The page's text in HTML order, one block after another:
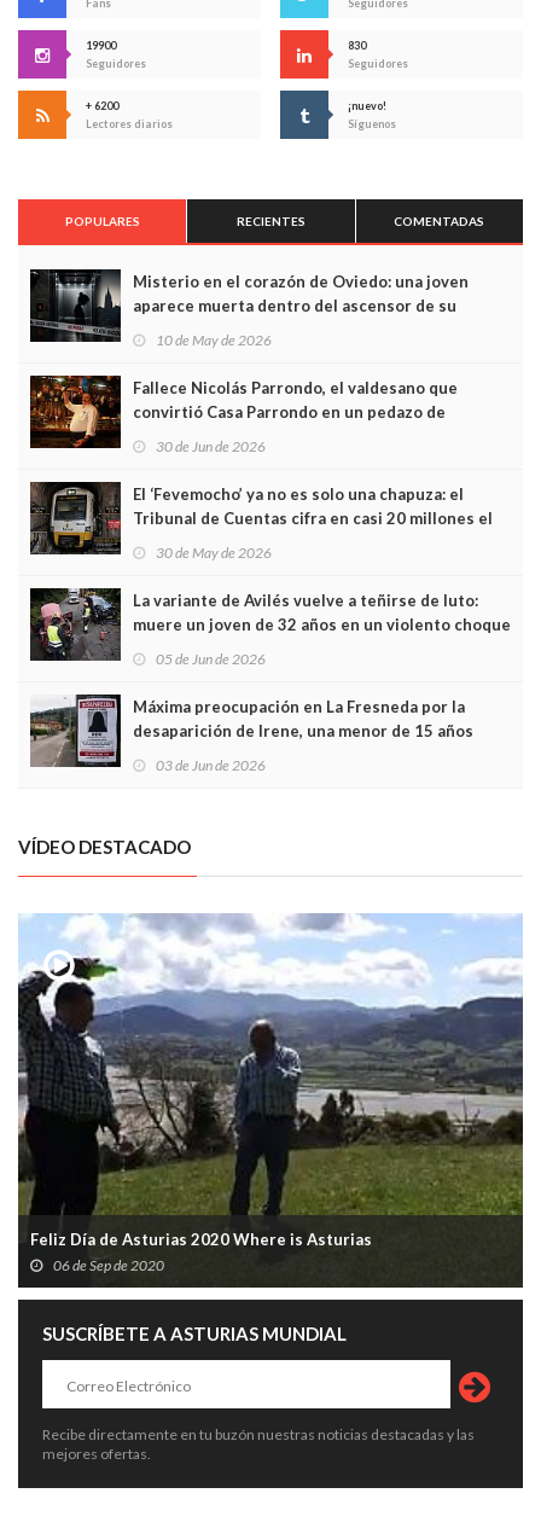
Fans Seguidores
19900
Seguidores
830
Seguidores
+ 6200
Lectores diarios
¡nuevo!
Síguenos
POPULARES RECIENTES COMENTADAS
Misterio en el corazón de Oviedo: una joven
aparece muerta dentro del ascensor de su
edificio y las cámaras captan sus últimos minutos
10 de May de 2026
Fallece Nicolás Parrondo, el valdesano que
convirtió Casa Parrondo en un pedazo de
Asturias en Madrid
30 de Jun de 2026
El ‘Fevemocho’ ya no es solo una chapuza: el
Tribunal de Cuentas cifra en casi 20 millones el
sobrecoste de los trenes que no cabían por los
30 de May de 2026
La variante de Avilés vuelve a teñirse de luto:
muere un joven de 32 años en un violento choque
frontal
05 de Jun de 2026
Máxima preocupación en La Fresneda por la
desaparición de Irene, una menor de 15 años
03 de Jun de 2026
VÍDEO DESTACADO
Feliz Día de Asturias 2020 Where is Asturias
06 de Sep de 2020
SUSCRÍBETE A ASTURIAS MUNDIAL
Recibe directamente en tu buzón nuestras noticias destacadas y las
mejores ofertas.